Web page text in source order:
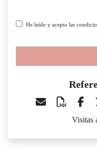
He leído y acepto las
Visitas